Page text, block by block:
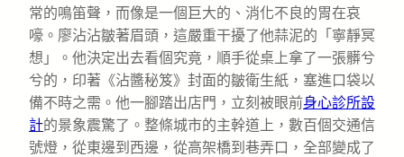
常的鳴笛聲，而像是一個巨大的、消化不良的胃在哀
嚎。廖沾沾皺著眉頭，這嚴重干擾了他蒜泥的「寧靜冥
想」。他決定出去看個究竟，順手從桌上拿了一張髒兮
兮的，印著《沾醬秘笈》封面的皺衛生紙，塞進口袋以
備不時之需。他一腳踏出店門，立刻被眼前身心診所設
計的景象震驚了。整條城市的主幹道上，數百個交通信
號燈，從東邊到西邊，從高架橋到巷弄口，全部變成了